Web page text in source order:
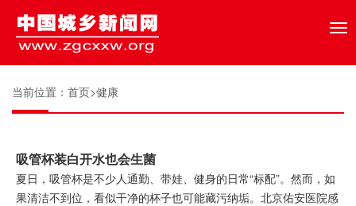
当前位置： 首页>健康
吸管杯装白开水也会生菌
夏日，吸管杯是不少人通勤、带娃、健身的日常“标配”。然而，如
果清洁不到位，看似干净的杯子也可能藏污纳垢。北京佑安医院感